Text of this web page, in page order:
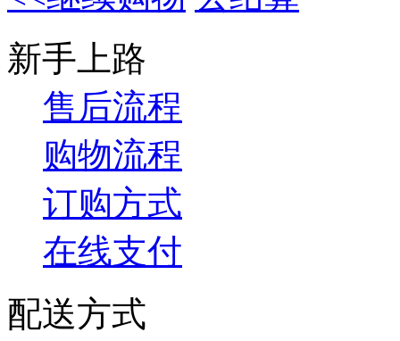
新手上路
售后流程
购物流程
订购方式
在线支付
配送方式